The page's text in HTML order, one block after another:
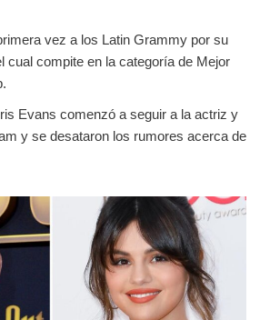
vez a los Latin Grammy por su
cual compite en la categoría de Mejor
Evans comenzó a seguir a la actriz y
y se desataron los rumores acerca de